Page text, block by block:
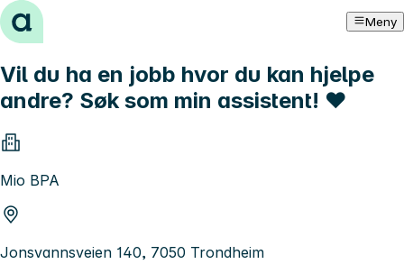
Hopp til innhold Meny
Vil du ha en jobb hvor du kan hjelpe
andre? Søk som min assistent! ❤️
Mio BPA
Jonsvannsveien 140, 7050 Trondheim